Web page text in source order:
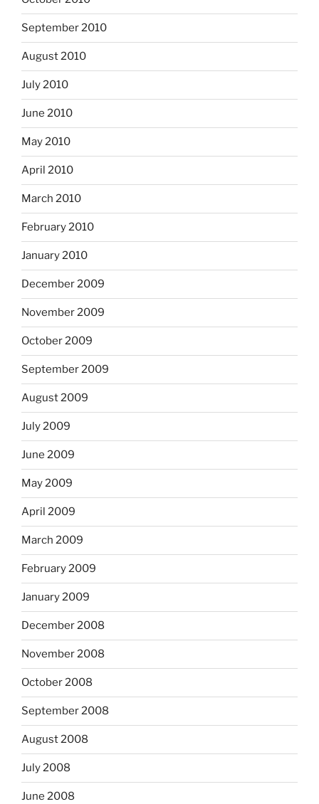
September 2010
August 2010
July 2010
June 2010
May 2010
April 2010
March 2010
February 2010
January 2010
December 2009
November 2009
October 2009
September 2009
August 2009
July 2009
June 2009
May 2009
April 2009
March 2009
February 2009
January 2009
December 2008
November 2008
October 2008
September 2008
August 2008
July 2008
June 2008